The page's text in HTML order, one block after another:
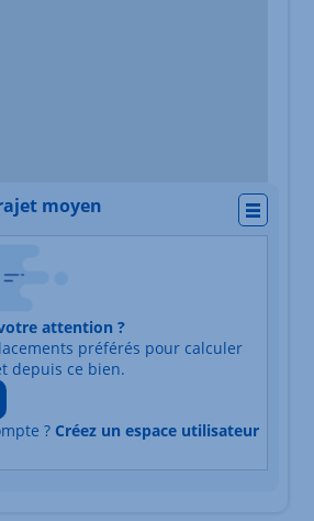
moyen
en voiture
Durée du trajet en
attention ?
préférés pour calculer
depuis ce bien.
? Créez un espace utilisateur